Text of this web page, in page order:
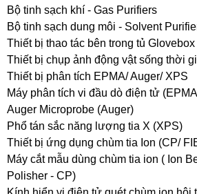
Bộ tinh sạch khí - Gas Purifiers
Bộ tinh sạch dung môi - Solvent
Thiết bị thao tác bên trong tủ Glovebox
Thiết bị chụp ảnh động vật sống thời
Thiết bị phân tích EPMA/ Auger/ XPS
Máy phân tích vi đầu dò điện tử
Auger Microprobe (Auger)
Phổ tán sắc năng lượng tia X (XPS)
Thiết bị ứng dụng chùm tia Ion (CP/
Máy cắt mẫu dùng chùm tia ion ( Ion
Polisher - CP)